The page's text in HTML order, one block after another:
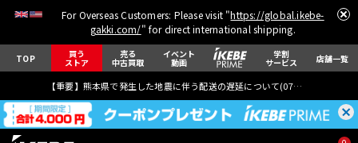
For Overseas Customers: Please visit "https://global.ikebe-
gakki.com/" for direct international shipping.
TOP 買う
ストア
売る
中古買取
イベント
動画
学割
サービス 店舗一覧
【重要】熊本県で発生した地震に伴う配送の遅延について(07月29日